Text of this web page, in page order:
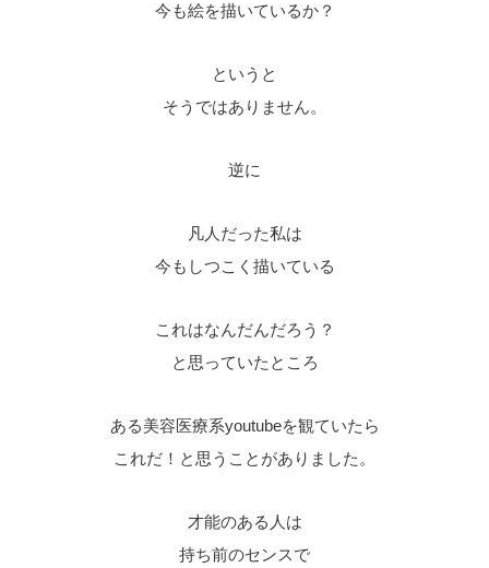
今も絵を描いているか？
というと
そうではありません。
逆に
凡人だった私は
今もしつこく描いている
これはなんだんだろう？
と思っていたところ
ある美容医療系youtubeを観ていたら
これだ！と思うことがありました。
才能のある人は
持ち前のセンスで